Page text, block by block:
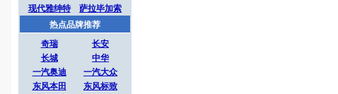
现代雅绅特
萨拉毕加索
热点品牌推荐
奇瑞
长安
长城
中华
一汽奥迪
一汽大众
东风本田
东风标致